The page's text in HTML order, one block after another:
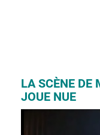
LA SCÈNE DE
JOUE NUE